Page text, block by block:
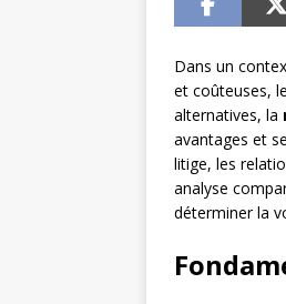
Dans un
et coûteuses,
alternatives, la
avantages et
litige, les
analyse
déterminer la